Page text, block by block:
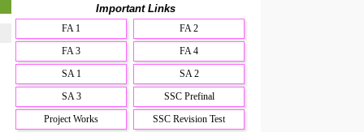
Important Links
FA 1
FA 2
FA 3
FA 4
SA 1
SA 2
SA 3
SSC Prefinal
Project Works
SSC Revision Test